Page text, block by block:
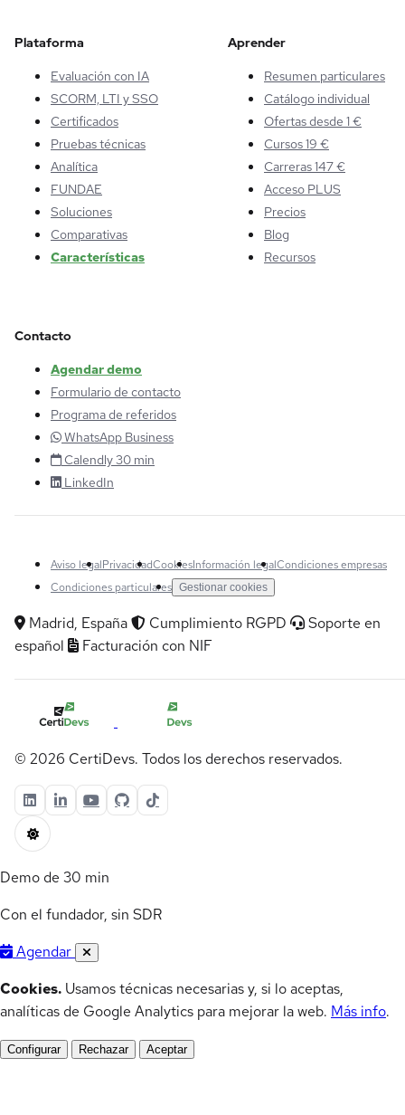
Plataforma
Evaluación con IA
SCORM, LTI y SSO
Certificados
Pruebas técnicas
Analítica
FUNDAE
Soluciones
Comparativas
Características
Aprender
Resumen particulares
Catálogo individual
Ofertas desde 1 €
Cursos 19 €
Carreras 147 €
Acceso PLUS
Precios
Blog
Recursos
Contacto
Agendar demo
Formulario de contacto
Programa de referidos
WhatsApp Business
Calendly 30 min
LinkedIn
Aviso legalPrivacidadCookiesInformación legalCondiciones empresas
Condiciones particulares Gestionar cookies
Madrid, España Cumplimiento RGPD
Soporte en
español
Facturación con NIF
© 2026 CertiDevs. Todos los derechos reservados.
Demo de 30 min
Con el fundador, sin SDR
Agendar
Cookies. Usamos técnicas necesarias y, si lo aceptas,
analíticas de Google Analytics para mejorar la web. Más info.
Configurar Rechazar Aceptar